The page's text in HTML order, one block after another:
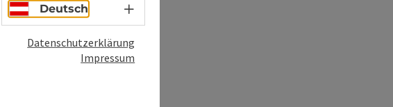
Deutsch Sprachwahl - Menü öffnen
Datenschutzerklärung
Impressum